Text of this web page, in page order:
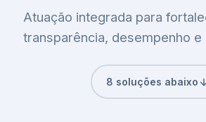
Atuação integrada para
transparência, desempenho e
8 soluções abaixo